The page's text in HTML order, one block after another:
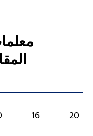
16 20